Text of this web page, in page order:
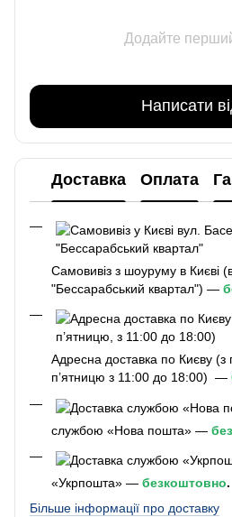
Додайте
Написати
Доставка Оплата
Самовивіз з шоуруму в Києві
"Бессарабський квартал") —
Адресна доставка по Києву (з
п’ятницю з 11:00 до 18:00) —
службою «Нова пошта» —
«Укрпошта» — безкоштовно.
Більше інформації про доставку